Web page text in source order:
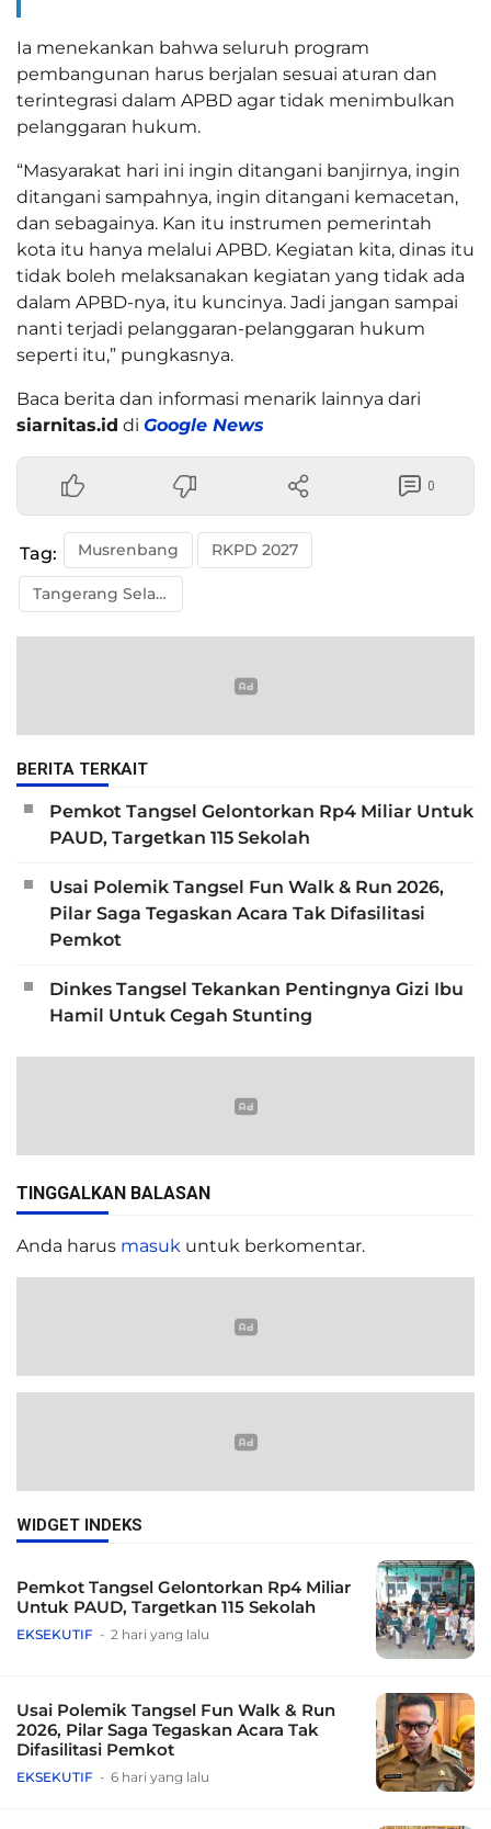
Ia menekankan bahwa seluruh program
pembangunan harus berjalan sesuai aturan dan
terintegrasi dalam APBD agar tidak menimbulkan
pelanggaran hukum.
“Masyarakat hari ini ingin ditangani banjirnya, ingin
ditangani sampahnya, ingin ditangani kemacetan,
dan sebagainya. Kan itu instrumen pemerintah
kota itu hanya melalui APBD. Kegiatan kita, dinas itu
tidak boleh melaksanakan kegiatan yang tidak ada
dalam APBD-nya, itu kuncinya. Jadi jangan sampai
nanti terjadi pelanggaran-pelanggaran hukum
seperti itu,” pungkasnya.
Baca berita dan informasi menarik lainnya dari
siarnitas.id di Google News
0
Tag: Musrenbang RKPD 2027
Tangerang Selatan
BERITA TERKAIT
Pemkot Tangsel Gelontorkan Rp4 Miliar Untuk
PAUD, Targetkan 115 Sekolah
Usai Polemik Tangsel Fun Walk & Run 2026,
Pilar Saga Tegaskan Acara Tak Difasilitasi
Pemkot
Dinkes Tangsel Tekankan Pentingnya Gizi Ibu
Hamil Untuk Cegah Stunting
TINGGALKAN BALASAN
Anda harus masuk untuk berkomentar.
WIDGET INDEKS
Pemkot Tangsel Gelontorkan Rp4 Miliar
Untuk PAUD, Targetkan 115 Sekolah
EKSEKUTIF 2 hari yang lalu
Usai Polemik Tangsel Fun Walk & Run
2026, Pilar Saga Tegaskan Acara Tak
Difasilitasi Pemkot
EKSEKUTIF 6 hari yang lalu